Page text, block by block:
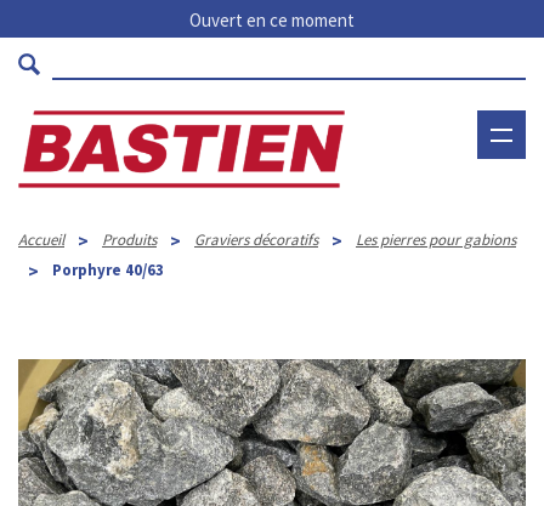
Ouvert en ce moment
Accueil > Produits > Graviers décoratifs > Les pierres pour gabions
> Porphyre 40/63